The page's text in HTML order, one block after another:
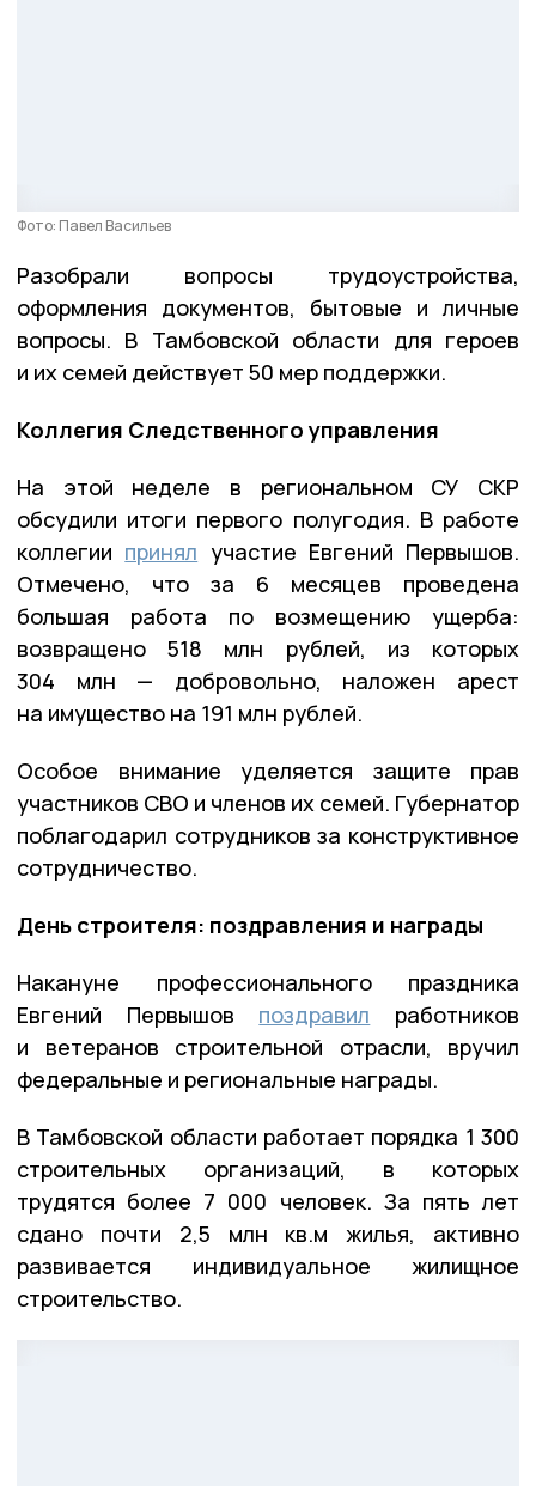
Фото: Павел Васильев
Разобрали вопросы трудоустройства,
оформления документов, бытовые и личные
вопросы. В Тамбовской области для героев
и их семей действует 50 мер поддержки.
Коллегия Следственного управления
На этой неделе в региональном СУ СКР
обсудили итоги первого полугодия. В работе
коллегии принял участие Евгений Первышов.
Отмечено, что за 6 месяцев проведена
большая работа по возмещению ущерба:
возвращено 518 млн рублей, из которых
304 млн — добровольно, наложен арест
на имущество на 191 млн рублей.
Особое внимание уделяется защите прав
участников СВО и членов их семей. Губернатор
поблагодарил сотрудников за конструктивное
сотрудничество.
День строителя: поздравления и награды
Накануне профессионального праздника
Евгений Первышов поздравил работников
и ветеранов строительной отрасли, вручил
федеральные и региональные награды.
В Тамбовской области работает порядка 1 300
строительных организаций, в которых
трудятся более 7 000 человек. За пять лет
сдано почти 2,5 млн кв.м жилья, активно
развивается индивидуальное жилищное
строительство.